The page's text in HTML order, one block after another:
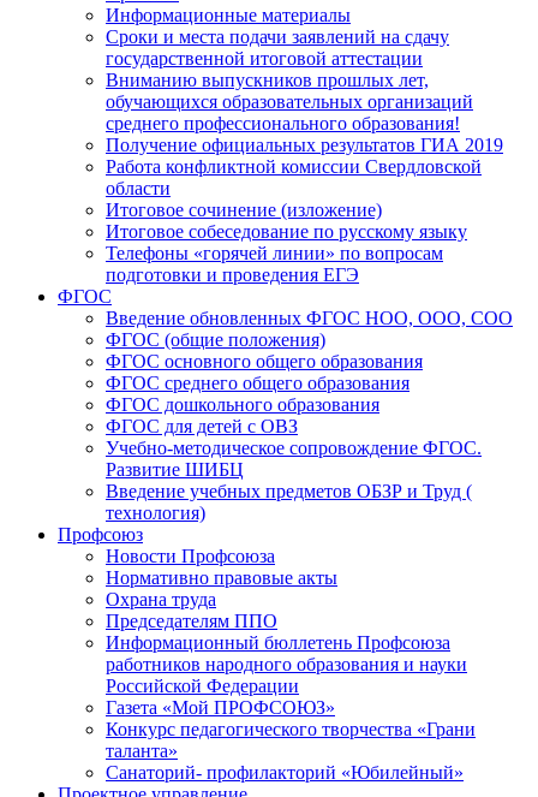
Информационные материалы
Сроки и места подачи заявлений на сдачу
государственной итоговой аттестации
Вниманию выпускников прошлых лет,
обучающихся образовательных организаций
среднего профессионального образования!
Получение официальных результатов ГИА 2019
Работа конфликтной комиссии Свердловской
области
Итоговое сочинение (изложение)
Итоговое собеседование по русскому языку
Телефоны «горячей линии» по вопросам
подготовки и проведения ЕГЭ
ФГОС
Введение обновленных ФГОС НОО, ООО, СОО
ФГОС (общие положения)
ФГОС основного общего образования
ФГОС среднего общего образования
ФГОС дошкольного образования
ФГОС для детей с ОВЗ
Учебно-методическое сопровождение ФГОС.
Развитие ШИБЦ
Введение учебных предметов ОБЗР и Труд (
технология)
Профсоюз
Новости Профсоюза
Нормативно правовые акты
Охрана труда
Председателям ППО
Информационный бюллетень Профсоюза
работников народного образования и науки
Российской Федерации
Газета «Мой ПРОФСОЮЗ»
Конкурс педагогического творчества «Грани
таланта»
Санаторий- профилакторий «Юбилейный»